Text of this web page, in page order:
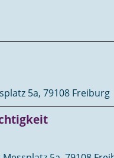
5a, 79108 Freiburg